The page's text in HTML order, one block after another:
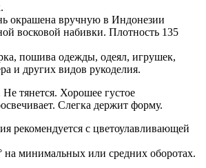
окрашена вручную в Индонезии
восковой набивки. Плотность 135
пошива одежды, одеял, игрушек,
и других видов рукоделия.
тянется. Хорошее густое
Слегка держит форму.
рекомендуется с цветоулавливающей
на минимальных или средних оборотах.